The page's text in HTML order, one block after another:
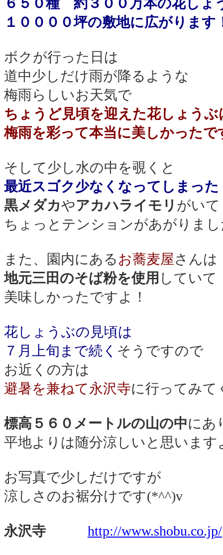
６５０種 約３００万本の花しょ
１００００坪の敷地に広がります
ボクが行った日は
道中少しだけ雨が降るような
梅雨らしいお天気で
ちょうど見頃を迎えた花しょうぶ
梅雨を彩って本当に美しかったで
そして少し水の中を覗くと
最近スゴク少なくなってしまった
黒メダカやアカハライモリ がいて
ちょっとテンションがあがりまし
また、園内にあるお蕎麦屋さんは
地元三田のそば粉を使用 していて
美味しかったですよ！
花しょうぶの見頃は
７月上旬まで続く そうですので
お近くの方は
避暑を兼ねて永沢寺に行ってみて
標高５６０メートルの山の中にあ
平地よりは随分涼しいと思います
お写真で少しだけですが
涼しさのお裾分けです(*^^)v
永沢寺 http://www.shobu.co.jp/